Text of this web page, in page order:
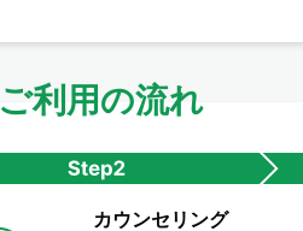
ご利用の流れ
カウンセリング